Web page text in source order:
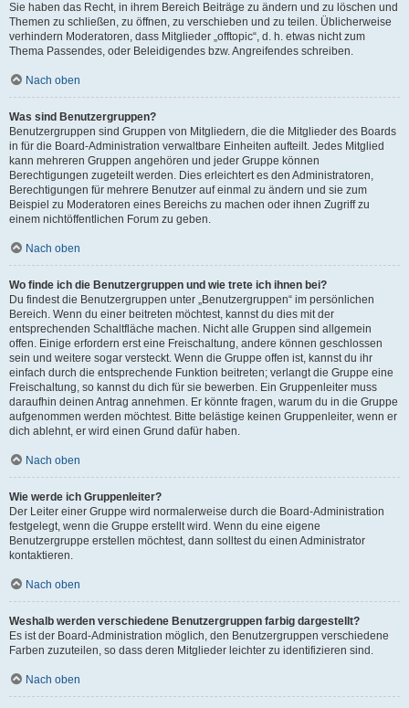
Sie haben das Recht, in ihrem Bereich Beiträge zu ändern und zu löschen und
Themen zu schließen, zu öffnen, zu verschieben und zu teilen. Üblicherweise
verhindern Moderatoren, dass Mitglieder „offtopic“, d. h. etwas nicht zum
Thema Passendes, oder Beleidigendes bzw. Angreifendes schreiben.
Nach oben
Was sind Benutzergruppen?
Benutzergruppen sind Gruppen von Mitgliedern, die die Mitglieder des Boards
in für die Board-Administration verwaltbare Einheiten aufteilt. Jedes Mitglied
kann mehreren Gruppen angehören und jeder Gruppe können
Berechtigungen zugeteilt werden. Dies erleichtert es den Administratoren,
Berechtigungen für mehrere Benutzer auf einmal zu ändern und sie zum
Beispiel zu Moderatoren eines Bereichs zu machen oder ihnen Zugriff zu
einem nichtöffentlichen Forum zu geben.
Nach oben
Wo finde ich die Benutzergruppen und wie trete ich ihnen bei?
Du findest die Benutzergruppen unter „Benutzergruppen“ im persönlichen
Bereich. Wenn du einer beitreten möchtest, kannst du dies mit der
entsprechenden Schaltfläche machen. Nicht alle Gruppen sind allgemein
offen. Einige erfordern erst eine Freischaltung, andere können geschlossen
sein und weitere sogar versteckt. Wenn die Gruppe offen ist, kannst du ihr
einfach durch die entsprechende Funktion beitreten; verlangt die Gruppe eine
Freischaltung, so kannst du dich für sie bewerben. Ein Gruppenleiter muss
daraufhin deinen Antrag annehmen. Er könnte fragen, warum du in die Gruppe
aufgenommen werden möchtest. Bitte belästige keinen Gruppenleiter, wenn er
dich ablehnt, er wird einen Grund dafür haben.
Nach oben
Wie werde ich Gruppenleiter?
Der Leiter einer Gruppe wird normalerweise durch die Board-Administration
festgelegt, wenn die Gruppe erstellt wird. Wenn du eine eigene
Benutzergruppe erstellen möchtest, dann solltest du einen Administrator
kontaktieren.
Nach oben
Weshalb werden verschiedene Benutzergruppen farbig dargestellt?
Es ist der Board-Administration möglich, den Benutzergruppen verschiedene
Farben zuzuteilen, so dass deren Mitglieder leichter zu identifizieren sind.
Nach oben